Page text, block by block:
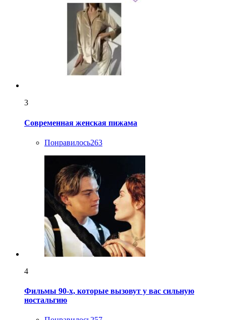
3
Современная женская пижама
Понравилось263
4
Фильмы 90-х, которые вызовут у вас сильную
ностальгию